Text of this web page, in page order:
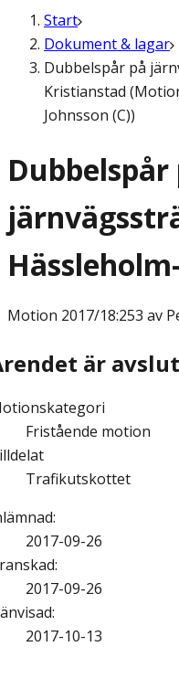
Start
Dokument & lagar
Dubbelspår på
Kristianstad
Johnsson (C))
Dubbelspår
Motion 2017/18:253 av
är
Fristående motion
Trafikutskottet
:
2017-09-26
:
2017-09-26
:
2017-10-13